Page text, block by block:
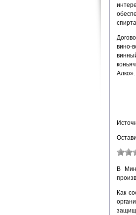
спирта.
вино-
Алко».
В
Как